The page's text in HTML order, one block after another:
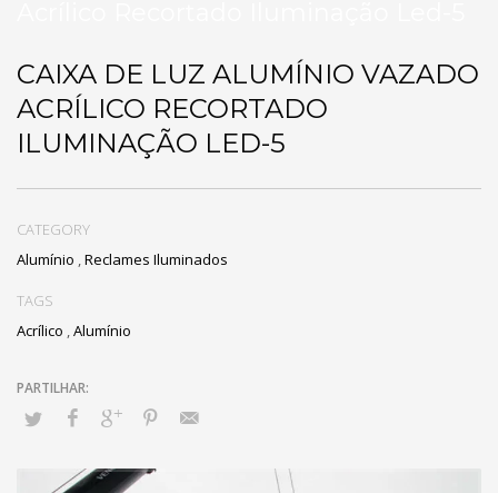
CAIXA DE LUZ ALUMÍNIO VAZADO
ACRÍLICO RECORTADO
ILUMINAÇÃO LED-5
CATEGORY
Alumínio ,Reclames Iluminados
TAGS
Acrílico ,Alumínio